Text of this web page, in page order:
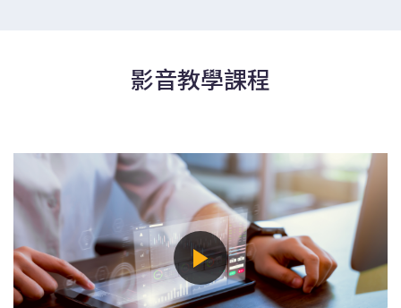
影音教學課程